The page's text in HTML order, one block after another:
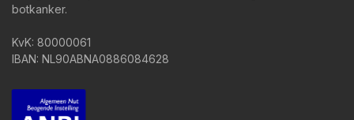
botkanker.
KvK: 80000061
IBAN: NL90ABNA0886084628